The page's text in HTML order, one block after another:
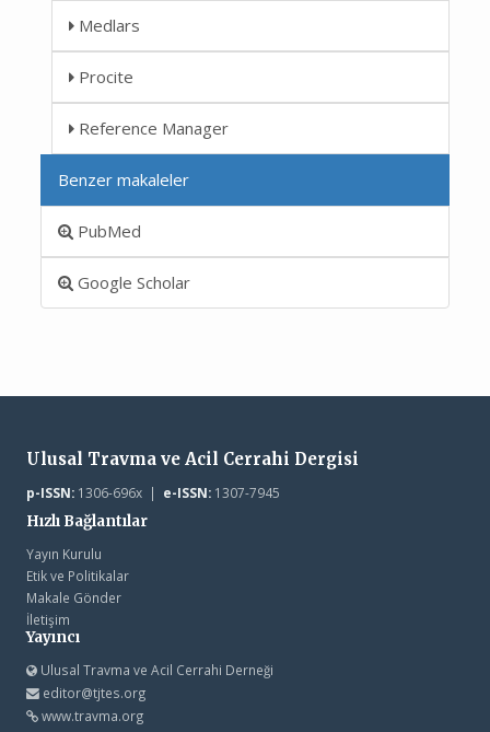
Medlars
Procite
Reference Manager
Benzer makaleler
PubMed
Google Scholar
Ulusal Travma ve Acil Cerrahi Dergisi
p-ISSN:1306-696x | e-ISSN:1307-7945
Hızlı Bağlantılar
Yayın Kurulu
Etik ve Politikalar
Makale Gönder
İletişim
Yayıncı
Ulusal Travma ve Acil Cerrahi Derneği
editor@tjtes.org
www.travma.org